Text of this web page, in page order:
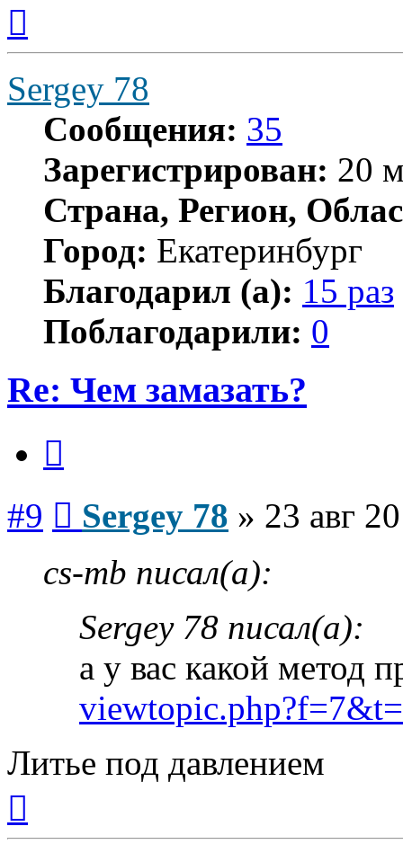
началу
Sergey 78
Сообщения: 35
Зарегистрирован: 20
Страна, Регион,
Город: Екатеринбург
Благодарил (а): 15 раз
Поблагодарили: 0
Re: Чем замазать?
#9 Sergey 78 » 23 авг
cs-mb писал(а):
Sergey 78 писал(а):
а у вас какой метод
Литье под давлением
началу